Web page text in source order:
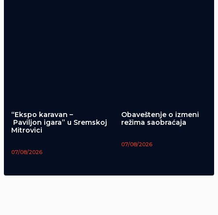
“Ekspo karavan –
Paviljon igara” u Sremskoj
Mitrovici
07/08/2026
Obaveštenje o izmeni
režima saobraćaja
07/08/2026